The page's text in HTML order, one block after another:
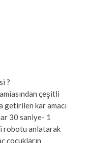
?
çeşitli
kar amacı
30 saniye- 1
robotu anlatarak
çocukların